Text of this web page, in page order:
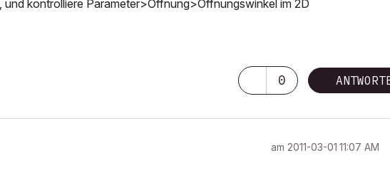
und kontrolliere Parameter>Öffnung>Öffnungswinkel im 2D
0
am ‎2011-03-01 11:07 AM